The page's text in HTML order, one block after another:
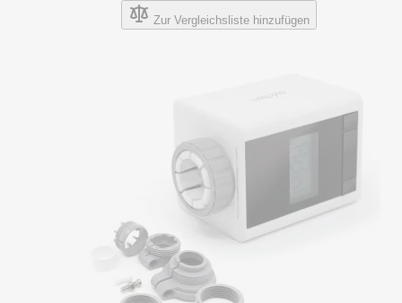
Zur Vergleichsliste hinzufügen